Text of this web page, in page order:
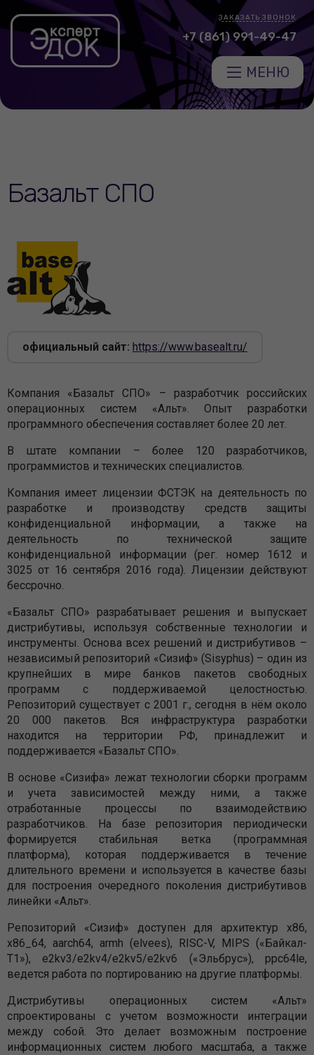
МЕНЮ
+7 (861) 991-49-47
ЗАКАЗАТЬ ЗВОНОК
Базальт СПО
официальный сайт: https://www.basealt.ru/
Компания «Базальт СПО» – разработчик российских
операционных систем «Альт». Опыт разработки
программного обеспечения составляет более 20 лет.
В штате компании – более 120 разработчиков,
программистов и технических специалистов.
Компания имеет лицензии ФСТЭК на деятельность по
разработке и производству средств защиты
конфиденциальной информации, а также на
деятельность по технической защите
конфиденциальной информации (рег. номер 1612 и
3025 от 16 сентября 2016 года). Лицензии действуют
бессрочно.
«Базальт СПО» разрабатывает решения и выпускает
дистрибутивы, используя собственные технологии и
инструменты. Основа всех решений и дистрибутивов –
независимый репозиторий «Сизиф» (Sisyphus) – один из
крупнейших в мире банков пакетов свободных
программ с поддерживаемой целостностью.
Репозиторий существует с 2001 г., сегодня в нём около
20 000 пакетов. Вся инфраструктура разработки
находится на территории РФ, принадлежит и
поддерживается «Базальт СПО».
В основе «Сизифа» лежат технологии сборки программ
и учета зависимостей между ними, а также
отработанные процессы по взаимодействию
разработчиков. На базе репозитория периодически
формируется стабильная ветка (программная
платформа), которая поддерживается в течение
длительного времени и используется в качестве базы
для построения очередного поколения дистрибутивов
линейки «Альт».
Репозиторий «Сизиф» доступен для архитектур x86,
x86_64, aarch64, armh (elvees), RISC-V, MIPS («Байкал-
T1»), e2kv3/e2kv4/e2kv5/e2kv6 («Эльбрус»), ppc64le,
ведется работа по портированию на другие платформы.
Дистрибутивы операционных систем «Альт»
спроектированы с учетом возможности интеграции
между собой. Это делает возможным построение
информационных систем любого масштаба, а также